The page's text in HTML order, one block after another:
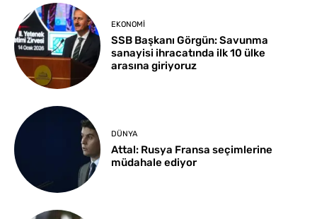
EKONOMI
SSB Başkanı Görgün: Savunma
sanayisi ihracatında ilk 10 ülke
arasına giriyoruz
DÜNYA
Attal: Rusya Fransa seçimlerine
müdahale ediyor